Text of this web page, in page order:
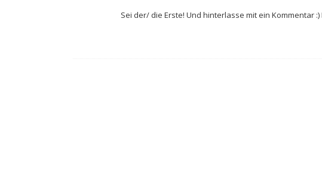
Sei der/ die Erste! Und hinterlasse mit ein Kommentar